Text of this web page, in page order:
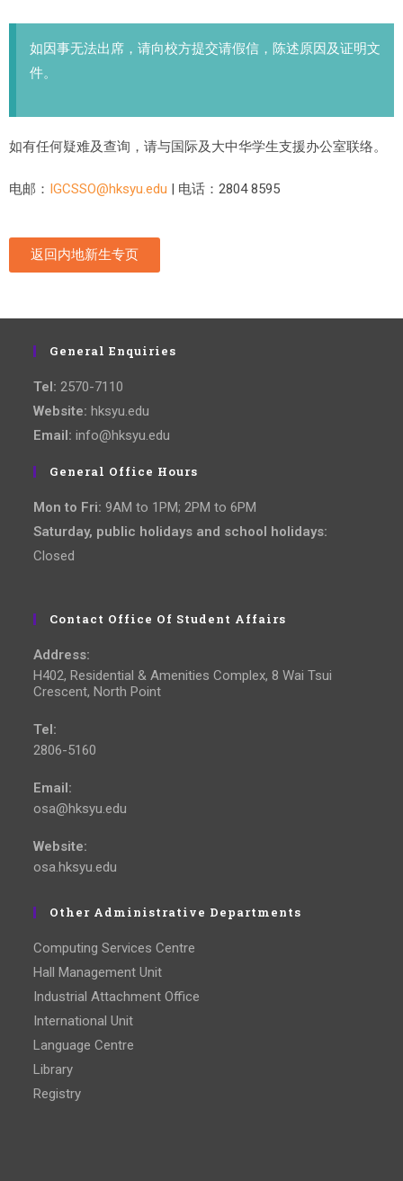
如因事无法出席，请向校方提交请假信，陈述原因及证明文
件。
如有任何疑难及查询，请与国际及大中华学生支援办公室联络。
电邮： IGCSSO@hksyu.edu | 电话：2804 8595
返回内地新生专页
General Enquiries
Tel: 2570-7110
Website: hksyu.edu
Email: info@hksyu.edu
General Office Hours
Mon to Fri: 9AM to 1PM; 2PM to 6PM
Saturday, public holidays and school holidays:
Closed
Contact Office Of Student Affairs
Address:
H402, Residential & Amenities Complex, 8 Wai Tsui
Crescent, North Point
Tel:
2806-5160
Email:
osa@hksyu.edu
Website:
osa.hksyu.edu
Other Administrative Departments
Computing Services Centre
Hall Management Unit
Industrial Attachment Office
International Unit
Language Centre
Library
Registry